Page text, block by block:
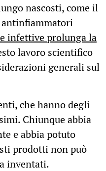
nascosti, come il
antinfiammatori
infettive prolunga la
lavoro scientifico
generali sul
che hanno degli
Chiunque abbia
e abbia potuto
prodotti non può
inventati.